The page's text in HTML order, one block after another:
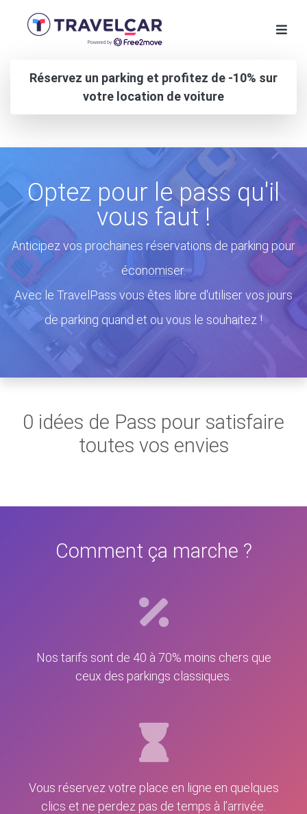
Réservez un parking et profitez de -10% sur
votre location de voiture
Optez pour le pass qu'il
vous faut !
Anticipez vos prochaines réservations de parking pour
économiser.
Avec le TravelPass vous êtes libre d'utiliser vos jours
de parking quand et ou vous le souhaitez !
0 idées de Pass pour satisfaire
toutes vos envies
Comment ça marche ?
Nos tarifs sont de 40 à 70% moins chers que
ceux des parkings classiques.
Vous réservez votre place en ligne en quelques
clics et ne perdez pas de temps à l’arrivée.